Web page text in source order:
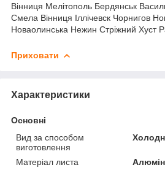
Вінниця Мелітополь Бердянськ
Смела Вінниця Іллічевск Чорнигов
Новаолинська Нежин Стріжний Хуст
Приховати
Характеристики
Основні
Вид за способом
виготовлення
Матеріал листа